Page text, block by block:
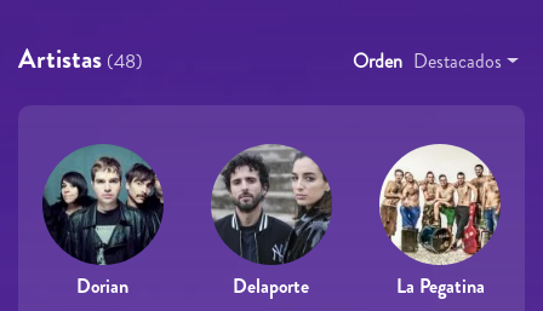
Artistas (48) Orden Destacados
Dorian Delaporte La Pegatina